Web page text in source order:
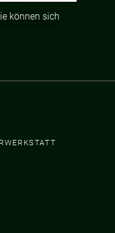
können sich